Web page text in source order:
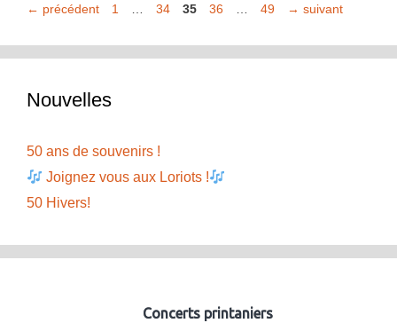
← précédent Page
1 … Page
34 Page
35 Page
36 … Page
49 → suivant
Nouvelles
50 ans de souvenirs !
Joignez vous aux Loriots !
50 Hivers!
Concerts printaniers